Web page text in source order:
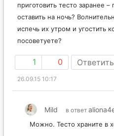
приготовить тесто заранее
оставить на ночь?
испечь их утром и угостить
посоветуете?
1 0 Ответить
26.09.15 10:17
Mild в ответ
Можно. Тесто храните в